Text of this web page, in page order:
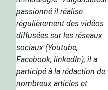
passionné il réalise
régulièrement des vidéos
diffusées sur les réseaux
sociaux (Youtube,
Facebook, linkedIn), il a
participé à la rédaction de
nombreux articles et